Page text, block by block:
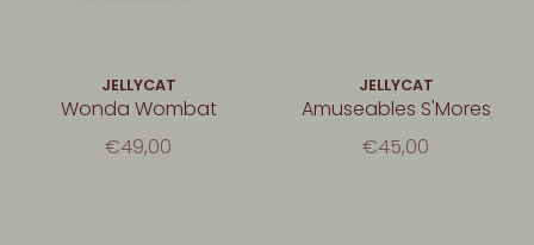
JELLYCAT
Wonda Wombat
€49,00
JELLYCAT
Amuseables S'Mores
€45,00